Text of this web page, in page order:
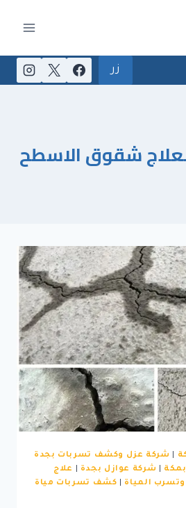
زر
شقوق الاسطح
شركة عزل وكشف تسربات بجدة
شركة عوازل بجدة
علاج
المياة
كشف تسربات مياة